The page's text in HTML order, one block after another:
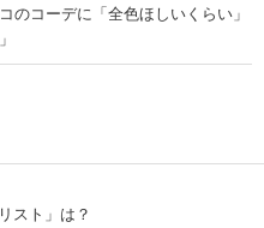
コーデに「全色ほしいくらい」
スト」は？